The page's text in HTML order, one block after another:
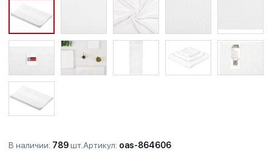
В наличии: 789шт.Артикул: oas-864606